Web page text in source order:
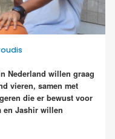
Nederland willen graag
vieren, samen met
die er bewust voor
en Jashir willen